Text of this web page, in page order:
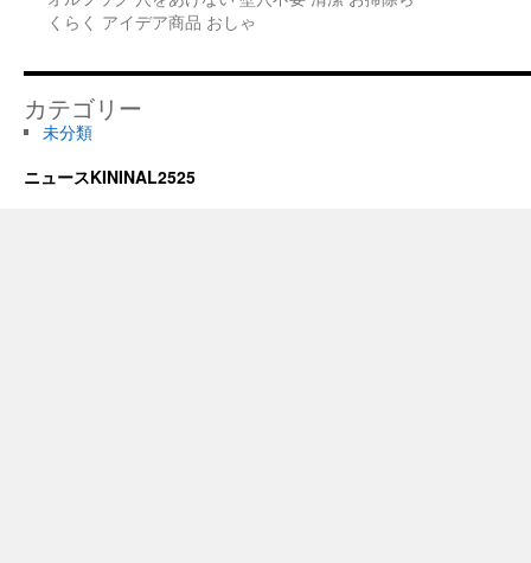
くらく アイデア商品 おしゃ
カテゴリー
未分類
ニュースKININAL2525